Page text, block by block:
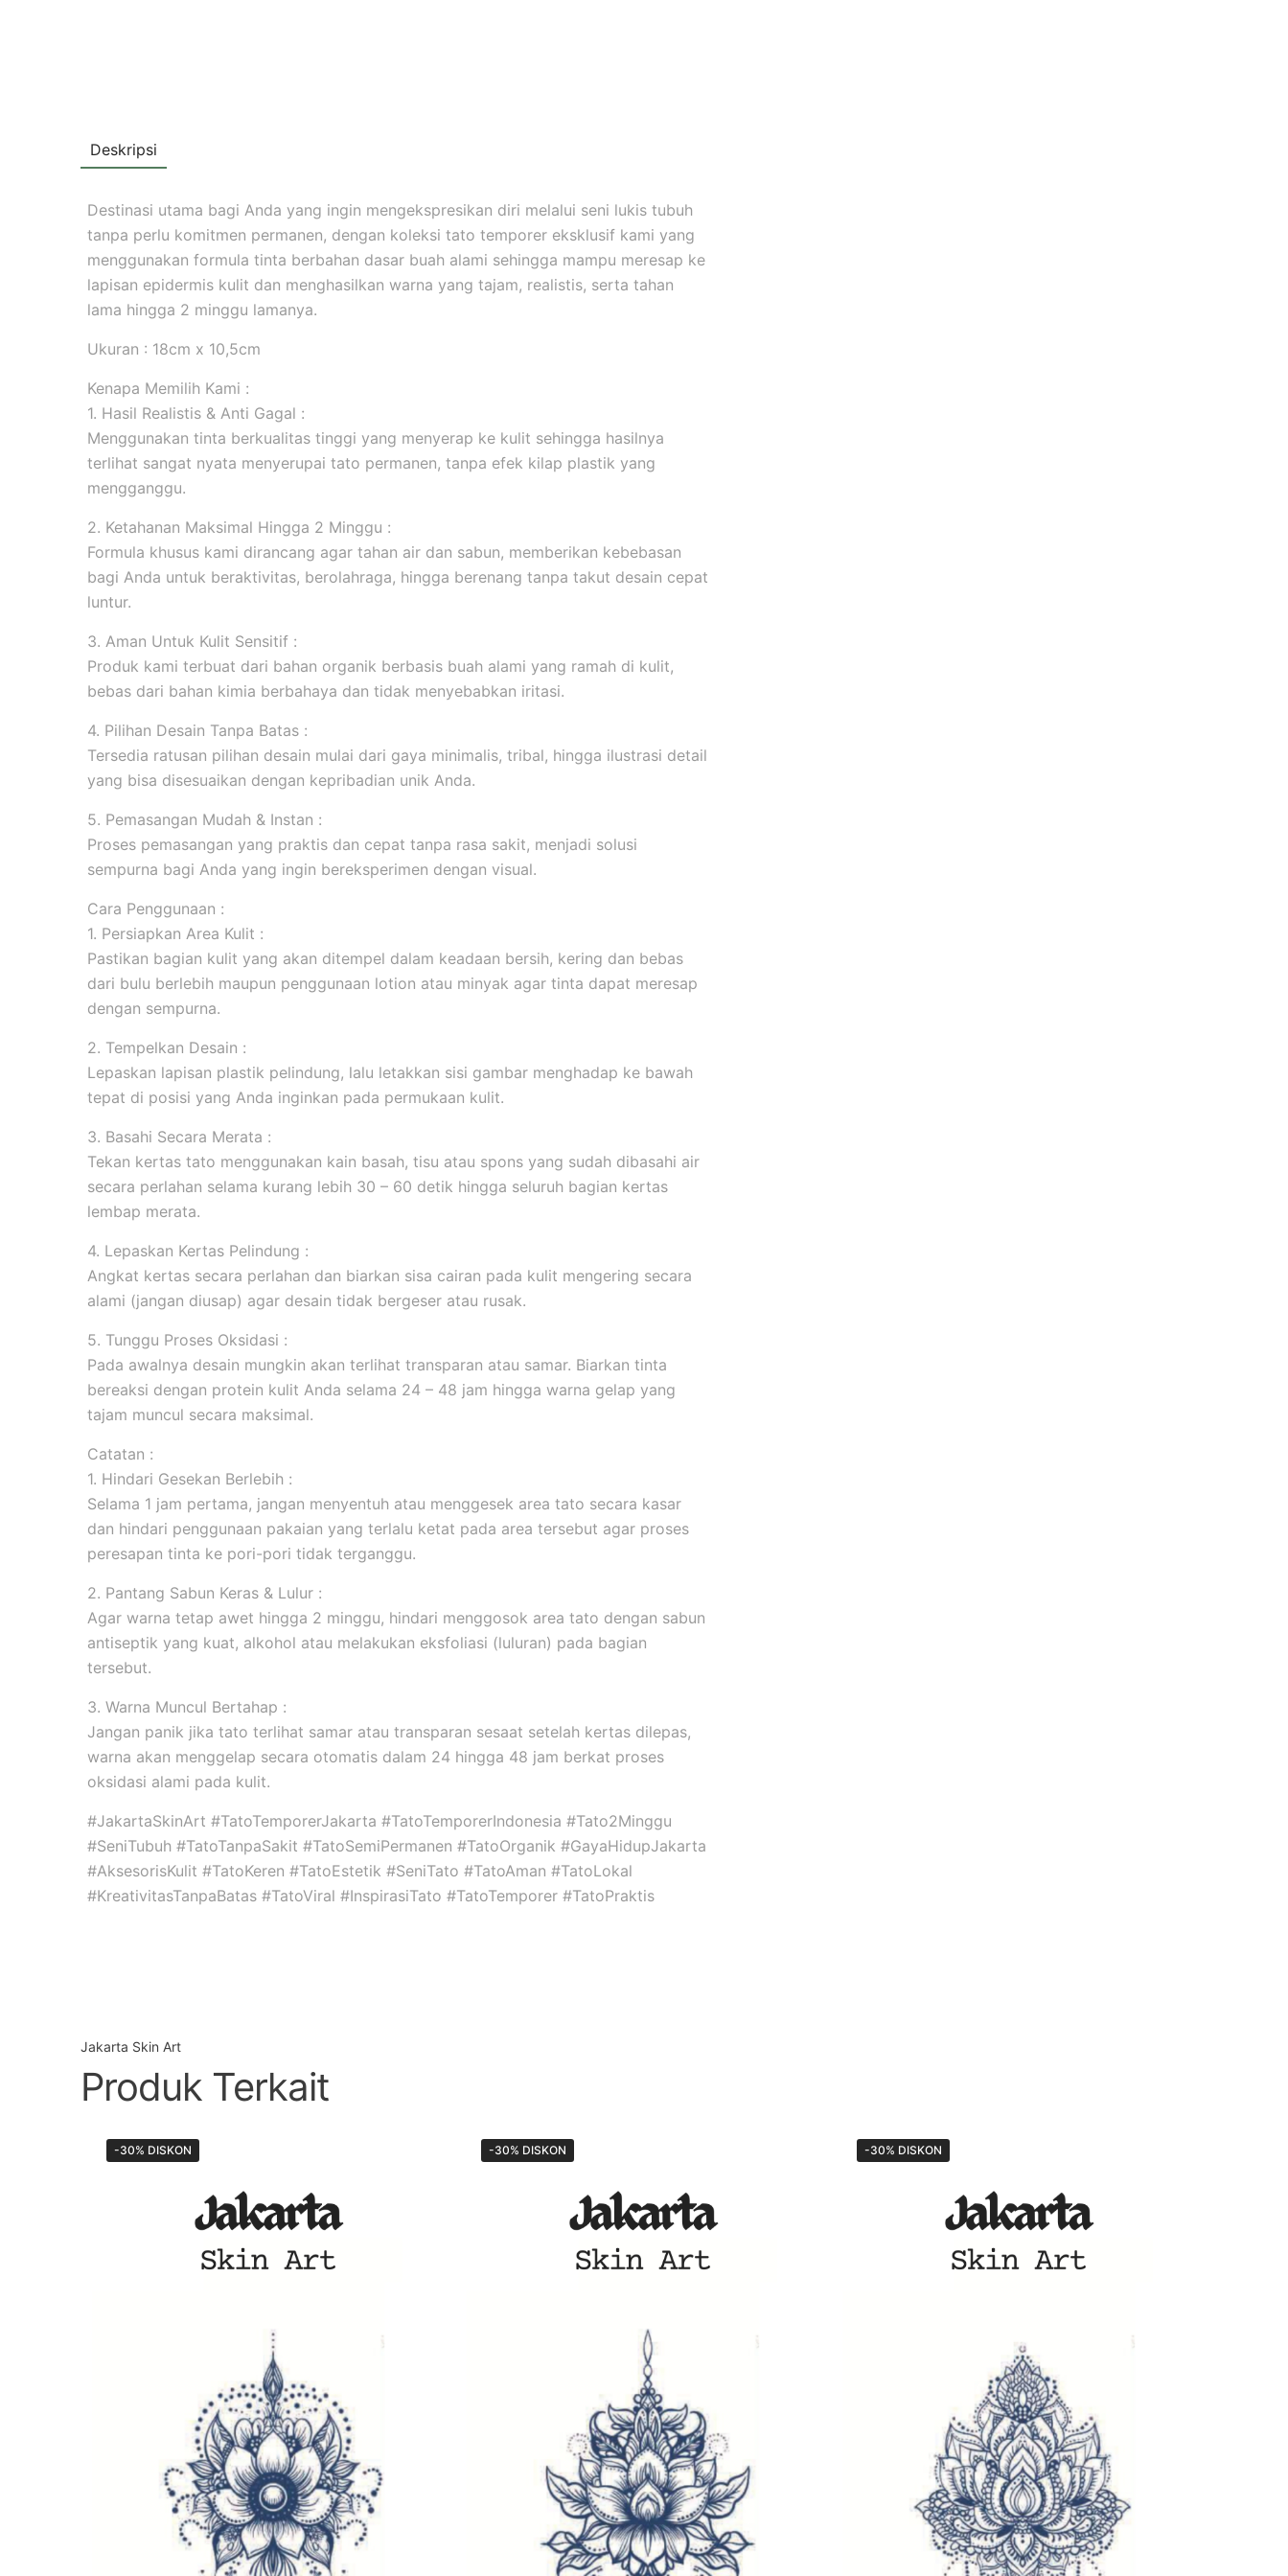
Deskripsi
Destinasi utama bagi Anda yang ingin mengekspresikan diri melalui seni lukis tubuh
tanpa perlu komitmen permanen, dengan koleksi tato temporer eksklusif kami yang
menggunakan formula tinta berbahan dasar buah alami sehingga mampu meresap ke
lapisan epidermis kulit dan menghasilkan warna yang tajam, realistis, serta tahan
lama hingga 2 minggu lamanya.
Ukuran : 18cm x 10,5cm
Kenapa Memilih Kami :
1. Hasil Realistis & Anti Gagal :
Menggunakan tinta berkualitas tinggi yang menyerap ke kulit sehingga hasilnya
terlihat sangat nyata menyerupai tato permanen, tanpa efek kilap plastik yang
mengganggu.
2. Ketahanan Maksimal Hingga 2 Minggu :
Formula khusus kami dirancang agar tahan air dan sabun, memberikan kebebasan
bagi Anda untuk beraktivitas, berolahraga, hingga berenang tanpa takut desain cepat
luntur.
3. Aman Untuk Kulit Sensitif :
Produk kami terbuat dari bahan organik berbasis buah alami yang ramah di kulit,
bebas dari bahan kimia berbahaya dan tidak menyebabkan iritasi.
4. Pilihan Desain Tanpa Batas :
Tersedia ratusan pilihan desain mulai dari gaya minimalis, tribal, hingga ilustrasi detail
yang bisa disesuaikan dengan kepribadian unik Anda.
5. Pemasangan Mudah & Instan :
Proses pemasangan yang praktis dan cepat tanpa rasa sakit, menjadi solusi
sempurna bagi Anda yang ingin bereksperimen dengan visual.
Cara Penggunaan :
1. Persiapkan Area Kulit :
Pastikan bagian kulit yang akan ditempel dalam keadaan bersih, kering dan bebas
dari bulu berlebih maupun penggunaan lotion atau minyak agar tinta dapat meresap
dengan sempurna.
2. Tempelkan Desain :
Lepaskan lapisan plastik pelindung, lalu letakkan sisi gambar menghadap ke bawah
tepat di posisi yang Anda inginkan pada permukaan kulit.
3. Basahi Secara Merata :
Tekan kertas tato menggunakan kain basah, tisu atau spons yang sudah dibasahi air
secara perlahan selama kurang lebih 30 – 60 detik hingga seluruh bagian kertas
lembap merata.
4. Lepaskan Kertas Pelindung :
Angkat kertas secara perlahan dan biarkan sisa cairan pada kulit mengering secara
alami (jangan diusap) agar desain tidak bergeser atau rusak.
5. Tunggu Proses Oksidasi :
Pada awalnya desain mungkin akan terlihat transparan atau samar. Biarkan tinta
bereaksi dengan protein kulit Anda selama 24 – 48 jam hingga warna gelap yang
tajam muncul secara maksimal.
Catatan :
1. Hindari Gesekan Berlebih :
Selama 1 jam pertama, jangan menyentuh atau menggesek area tato secara kasar
dan hindari penggunaan pakaian yang terlalu ketat pada area tersebut agar proses
peresapan tinta ke pori-pori tidak terganggu.
2. Pantang Sabun Keras & Lulur :
Agar warna tetap awet hingga 2 minggu, hindari menggosok area tato dengan sabun
antiseptik yang kuat, alkohol atau melakukan eksfoliasi (luluran) pada bagian
tersebut.
3. Warna Muncul Bertahap :
Jangan panik jika tato terlihat samar atau transparan sesaat setelah kertas dilepas,
warna akan menggelap secara otomatis dalam 24 hingga 48 jam berkat proses
oksidasi alami pada kulit.
#JakartaSkinArt #TatoTemporerJakarta #TatoTemporerIndonesia #Tato2Minggu
#SeniTubuh #TatoTanpaSakit #TatoSemiPermanen #TatoOrganik #GayaHidupJakarta
#AksesorisKulit #TatoKeren #TatoEstetik #SeniTato #TatoAman #TatoLokal
#KreativitasTanpaBatas #TatoViral #InspirasiTato #TatoTemporer #TatoPraktis
Jakarta Skin Art
Produk Terkait
-30% DISKON -30% DISKON -30% DISKON